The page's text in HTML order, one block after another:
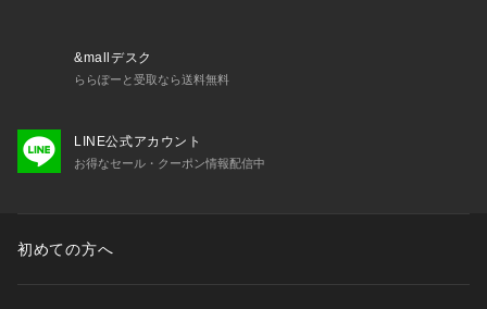
&mallデスク
ららぽーと受取なら送料無料
LINE公式アカウント
お得なセール・クーポン情報配信中
初めての方へ